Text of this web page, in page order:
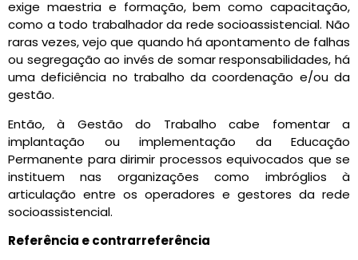
exige maestria e formação, bem como capacitação,
como a todo trabalhador da rede socioassistencial. Não
raras vezes, vejo que quando há apontamento de falhas
ou segregação ao invés de somar responsabilidades, há
uma deficiência no trabalho da coordenação e/ou da
gestão.
Então, à Gestão do Trabalho cabe fomentar a
implantação ou implementação da Educação
Permanente para dirimir processos equivocados que se
instituem nas organizações como imbróglios à
articulação entre os operadores e gestores da rede
socioassistencial.
Referência e contrarreferência